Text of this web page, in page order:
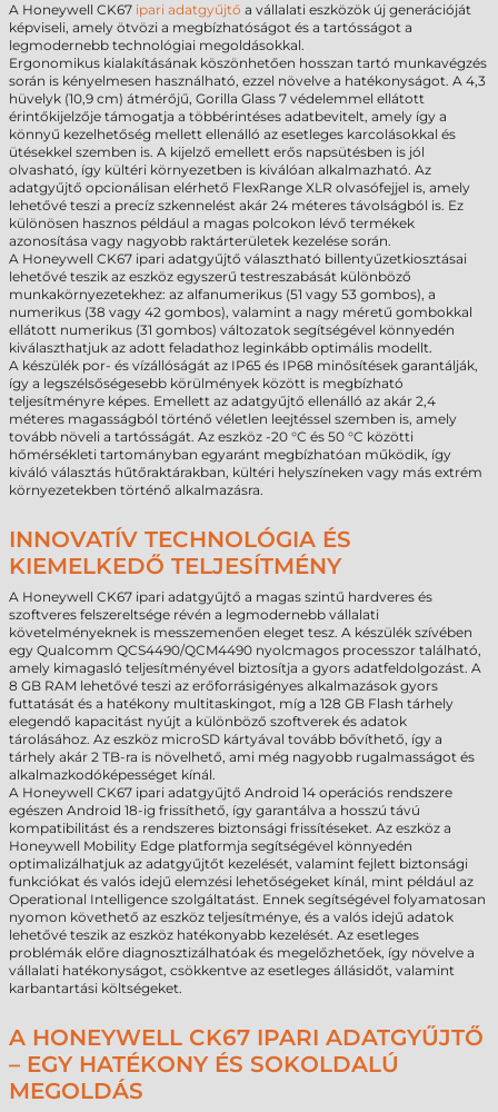
A Honeywell CK67 ipari adatgyűjtő a vállalati eszközök új generációját
képviseli, amely ötvözi a megbízhatóságot és a tartósságot a
legmodernebb technológiai megoldásokkal.
Ergonomikus kialakításának köszönhetően hosszan tartó munkavégzés
során is kényelmesen használható, ezzel növelve a hatékonyságot. A 4,3
hüvelyk (10,9 cm) átmérőjű, Gorilla Glass 7 védelemmel ellátott
érintőkijelzője támogatja a többérintéses adatbevitelt, amely így a
könnyű kezelhetőség mellett ellenálló az esetleges karcolásokkal és
ütésekkel szemben is. A kijelző emellett erős napsütésben is jól
olvasható, így kültéri környezetben is kiválóan alkalmazható. Az
adatgyűjtő opcionálisan elérhető FlexRange XLR olvasófejjel is, amely
lehetővé teszi a precíz szkennelést akár 24 méteres távolságból is. Ez
különösen hasznos például a magas polcokon lévő termékek
azonosítása vagy nagyobb raktárterületek kezelése során.
A Honeywell CK67 ipari adatgyűjtő választható billentyűzetkiosztásai
lehetővé teszik az eszköz egyszerű testreszabását különböző
munkakörnyezetekhez: az alfanumerikus (51 vagy 53 gombos), a
numerikus (38 vagy 42 gombos), valamint a nagy méretű gombokkal
ellátott numerikus (31 gombos) változatok segítségével könnyedén
kiválaszthatjuk az adott feladathoz leginkább optimális modellt.
A készülék por- és vízállóságát az IP65 és IP68 minősítések garantálják,
így a legszélsőségesebb körülmények között is megbízható
teljesítményre képes. Emellett az adatgyűjtő ellenálló az akár 2,4
méteres magasságból történő véletlen leejtéssel szemben is, amely
tovább növeli a tartósságát. Az eszköz -20 °C és 50 °C közötti
hőmérsékleti tartományban egyaránt megbízhatóan működik, így
kiváló választás hűtőraktárakban, kültéri helyszíneken vagy más extrém
környezetekben történő alkalmazásra.
INNOVATÍV TECHNOLÓGIA ÉS
KIEMELKEDŐ TELJESÍTMÉNY
A Honeywell CK67 ipari adatgyűjtő a magas szintű hardveres és
szoftveres felszereltsége révén a legmodernebb vállalati
követelményeknek is messzemenően eleget tesz. A készülék szívében
egy Qualcomm QCS4490/QCM4490 nyolcmagos processzor található,
amely kimagasló teljesítményével biztosítja a gyors adatfeldolgozást. A
8 GB RAM lehetővé teszi az erőforrásigényes alkalmazások gyors
futtatását és a hatékony multitaskingot, míg a 128 GB Flash tárhely
elegendő kapacitást nyújt a különböző szoftverek és adatok
tárolásához. Az eszköz microSD kártyával tovább bővíthető, így a
tárhely akár 2 TB-ra is növelhető, ami még nagyobb rugalmasságot és
alkalmazkodóképességet kínál.
A Honeywell CK67 ipari adatgyűjtő Android 14 operációs rendszere
egészen Android 18-ig frissíthető, így garantálva a hosszú távú
kompatibilitást és a rendszeres biztonsági frissítéseket. Az eszköz a
Honeywell Mobility Edge platformja segítségével könnyedén
optimalizálhatjuk az adatgyűjtőt kezelését, valamint fejlett biztonsági
funkciókat és valós idejű elemzési lehetőségeket kínál, mint például az
Operational Intelligence szolgáltatást. Ennek segítségével folyamatosan
nyomon követhető az eszköz teljesítménye, és a valós idejű adatok
lehetővé teszik az eszköz hatékonyabb kezelését. Az esetleges
problémák előre diagnosztizálhatóak és megelőzhetőek, így növelve a
vállalati hatékonyságot, csökkentve az esetleges állásidőt, valamint
karbantartási költségeket.
A HONEYWELL CK67 IPARI ADATGYŰJTŐ
– EGY HATÉKONY ÉS SOKOLDALÚ
MEGOLDÁS